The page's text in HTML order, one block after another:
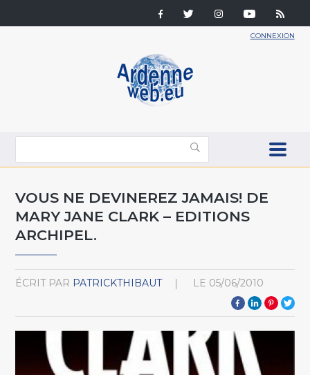
CONNEXION
VOUS NE DEVINEREZ JAMAIS! DE
MARY JANE CLARK – EDITIONS
ARCHIPEL.
ÉCRIT PAR PATRICKTHIBAUT LE 05/06/2010